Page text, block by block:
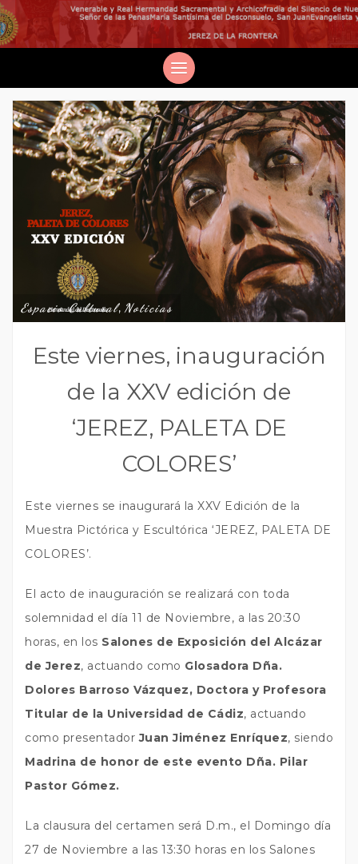
Espacio Cultural, Noticias
Este viernes, inauguración
de la XXV edición de
‘JEREZ, PALETA DE
COLORES’
Este viernes se inaugurará la XXV Edición de la
Muestra Pictórica y Escultórica ‘JEREZ, PALETA DE
COLORES’.
El acto de inauguración se realizará con toda
solemnidad el día 11 de Noviembre, a las 20:30
horas, en los Salones de Exposición del Alcázar
de Jerez, actuando como Glosadora Dña.
Dolores Barroso Vázquez, Doctora y Profesora
Titular de la Universidad de Cádiz, actuando
como presentadorJuan Jiménez Enríquez, siendo
Madrina de honor de este evento Dña. Pilar
Pastor Gómez.
La clausura del certamen será D.m., el Domingo día
27 de Noviembre a las 13:30 horas en los Salones